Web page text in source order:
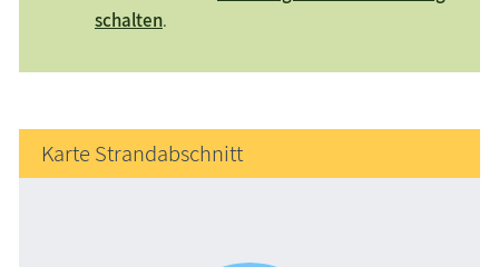
schalten.
Karte Strandabschnitt